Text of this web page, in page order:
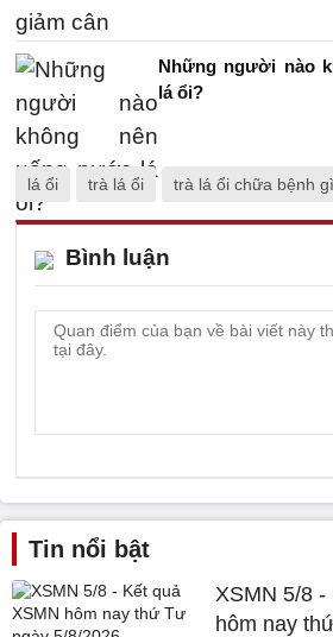
Những người nào
lá ổi?
lá ổi trà lá ổi trà lá ổi chữa bệnh gì
Bình luận
Tin nổi bật
XSMN 5/8 -
hôm nay